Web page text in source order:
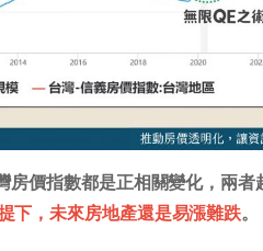
價指數都是正相關變化，兩者
下，未來房地產還是易漲難跌。